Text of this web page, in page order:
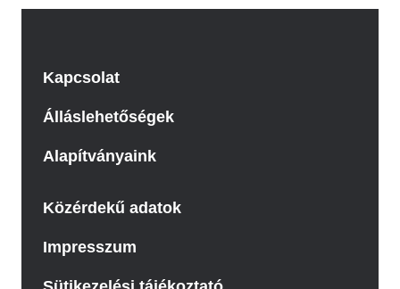
Kapcsolat
Álláslehetőségek
Alapítványaink
Közérdekű adatok
Impresszum